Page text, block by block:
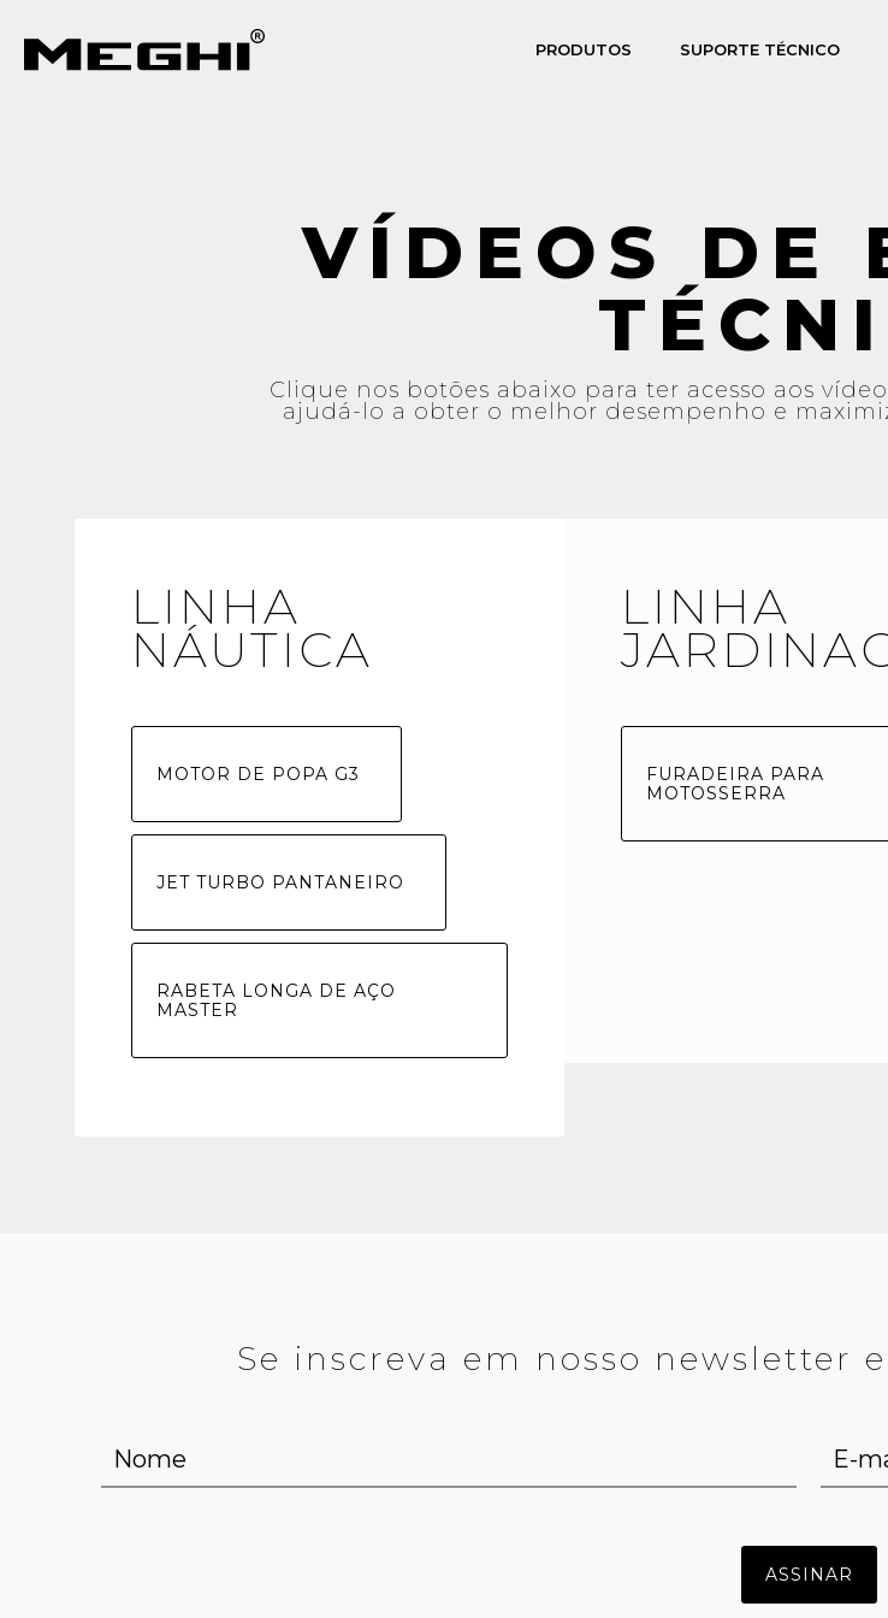
PRODUTOS SUPORTE TÉCNICO
VÍDEOS DE
Clique nos botões abaixo para ter acesso aos
ajudá-lo a obter o melhor desempenho e
LINHA
NÁUTICA
MOTOR DE POPA G3
JET TURBO PANTANEIRO
RABETA LONGA DE AÇO
MASTER
LINHA
FURADEIRA PARA
MOTOSSERRA
Se inscreva em nosso newsletter